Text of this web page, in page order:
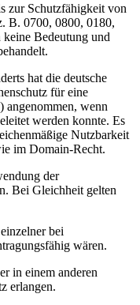
zur Schutzfähigkeit von
B. 0700, 0800, 0180,
Bedeutung und
hat die deutsche
für eine
wenn
werden konnte. Es
Nutzbarkeit
im Domain-Recht.
der
Bei Gleichheit gelten
bei
wären.
in einem anderen
erlangen.